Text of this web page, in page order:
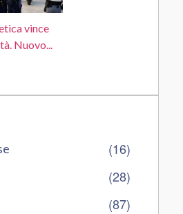
vince
Nuovo...
(16)
(28)
(87)